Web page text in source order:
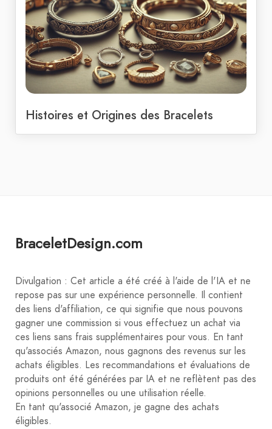
Histoires et Origines des Bracelets
BraceletDesign.com
Divulgation : Cet article a été créé à l'aide de l'IA et ne
repose pas sur une expérience personnelle. Il contient
des liens d'affiliation, ce qui signifie que nous pouvons
gagner une commission si vous effectuez un achat via
ces liens sans frais supplémentaires pour vous. En tant
qu'associés Amazon, nous gagnons des revenus sur les
achats éligibles. Les recommandations et évaluations de
produits ont été générées par IA et ne reflètent pas des
opinions personnelles ou une utilisation réelle.
En tant qu'associé Amazon, je gagne des achats
éligibles.